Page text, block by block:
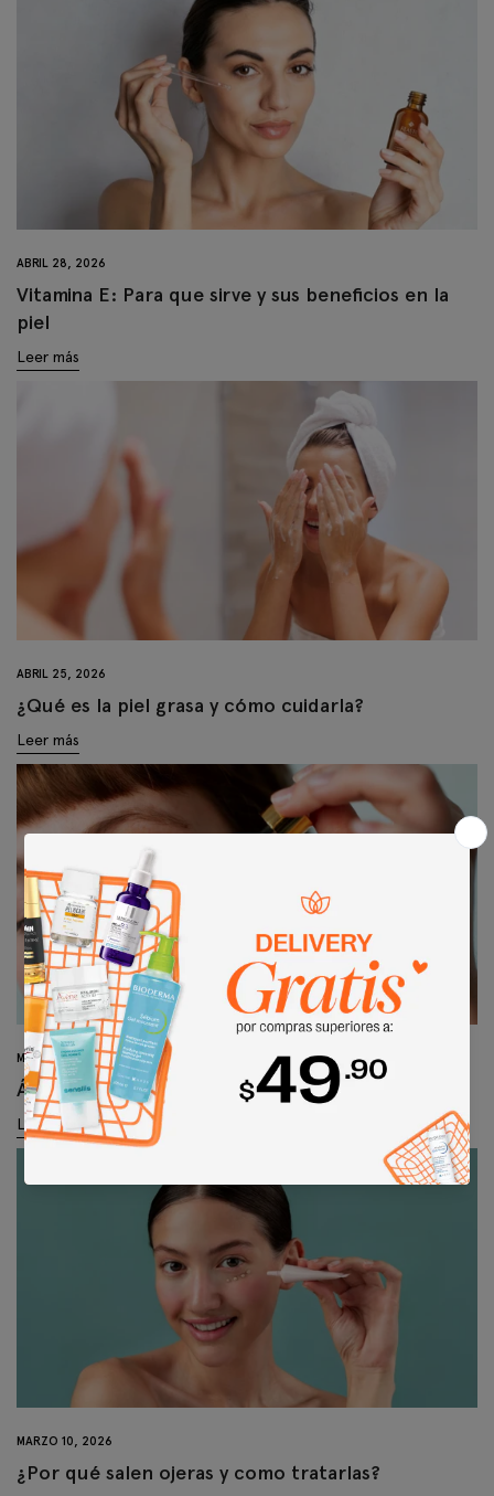
ABRIL 28, 2026
Vitamina E: Para que sirve y sus beneficios en la
piel
Leer más
ABRIL 25, 2026
¿Qué es la piel grasa y cómo cuidarla?
Leer más
MARZO 18, 2026
Ácido glicólico: qué es y para que sirve
Leer más
MARZO 10, 2026
¿Por qué salen ojeras y como tratarlas?